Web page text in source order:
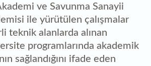
ve Savunma Sanayii
ile yürütülen çalışmalar
teknik alanlarda alınan
programlarında akademik
sağlandığını ifade eden